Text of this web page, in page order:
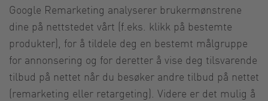
Google Remarketing analyserer brukermønstrene
dine på nettstedet vårt (f.eks. klikk på bestemte
produkter), for å tildele deg en bestemt målgruppe
for annonsering og for deretter å vise deg tilsvarende
tilbud på nettet når du besøker andre tilbud på nettet
(remarketing eller retargeting). Videre er det mulig å